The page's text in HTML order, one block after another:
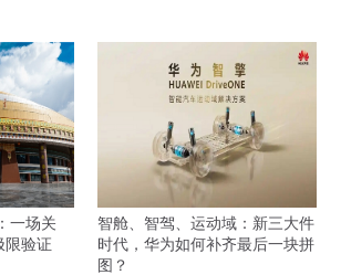
一场关
限验证
智舱、智驾、运动域：新三大件
时代，华为如何补齐最后一块拼
图？